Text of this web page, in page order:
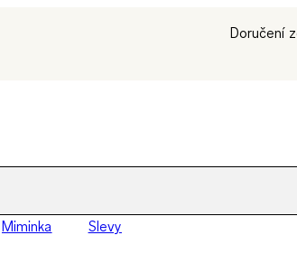
Doručení
Miminka Slevy